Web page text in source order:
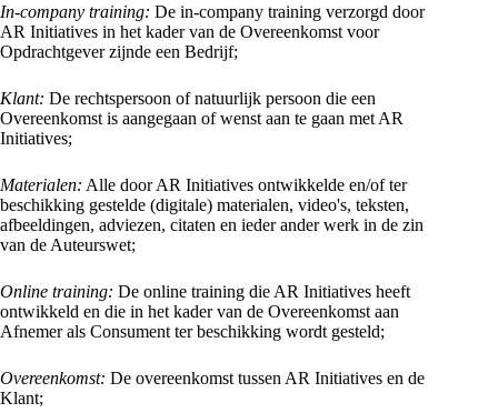
In-company training: De in-company training verzorgd door
AR Initiatives in het kader van de Overeenkomst voor
Opdrachtgever zijnde een Bedrijf;
Klant: De rechtspersoon of natuurlijk persoon die een
Overeenkomst is aangegaan of wenst aan te gaan met AR
Initiatives;
Materialen: Alle door AR Initiatives ontwikkelde en/of ter
beschikking gestelde (digitale) materialen, video's, teksten,
afbeeldingen, adviezen, citaten en ieder ander werk in de zin
van de Auteurswet;
Online training: De online training die AR Initiatives heeft
ontwikkeld en die in het kader van de Overeenkomst aan
Afnemer als Consument ter beschikking wordt gesteld;
Overeenkomst: De overeenkomst tussen AR Initiatives en de
Klant;